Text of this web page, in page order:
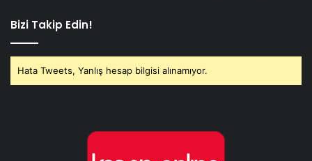
Bizi Takip Edin!
Hata Tweets, Yanlış hesap bilgisi alınamıyor.